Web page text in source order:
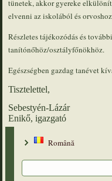
tünetek, akkor gyereke
elvenni az iskolából és
Részletes tájékozódás és
tanítónőhöz/osztályfőnökhöz.
Egészségben gazdag tanévet
Tisztelettel,
Sebestyén-Lázár
Enikő, igazgató
Română